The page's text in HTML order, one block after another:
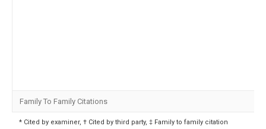
Family To Family Citations
* Cited by examiner, † Cited by third party, ‡ Family to family citation